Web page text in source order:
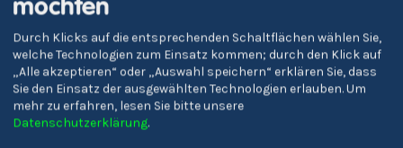
Bildungsreferent/-in
möchten
Durch Klicks auf die entsprechenden Schaltflächen wählen Sie,
welche Technologien zum Einsatz kommen; durch den Klick auf
„Alle akzeptieren“ oder „Auswahl speichern“ erklären Sie, dass
Sie den Einsatz der ausgewählten Technologien erlauben.Um
mehr zu erfahren, lesen Sie bitte unsere
Datenschutzerklärung.